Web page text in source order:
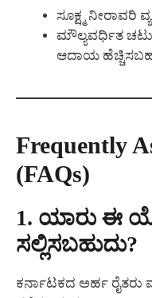
ಸೂಕ್ಷ್ಮ ನೀರಾವರಿ
ಮೌಲ್ಯವರ್ಧಿತ
ಆದಾಯ
Frequently
(FAQs)
1. ಯಾರು ಈ
ಸಲ್ಲಿಸಬಹುದು?
ಕರ್ನಾಟಕದ ಅರ್ಹ ರೈತರು